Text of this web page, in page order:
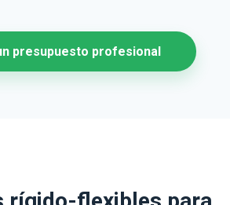
presupuesto profesional